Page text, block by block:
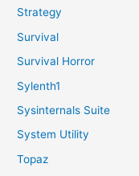
Strategy
Survival
Survival Horror
Sylenth1
Sysinternals Suite
System Utility
Topaz